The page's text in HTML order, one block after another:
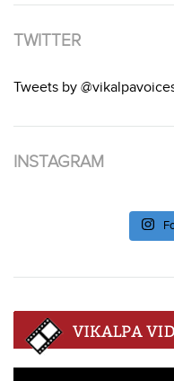
TWITTER
Tweets by
INSTAGRAM